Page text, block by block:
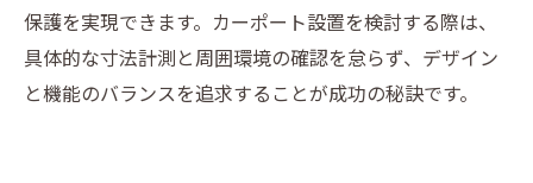
保護を実現できます。カーポート設置を検討する際は、
具体的な寸法計測と周囲環境の確認を怠らず、デザイン
と機能のバランスを追求することが成功の秘訣です。